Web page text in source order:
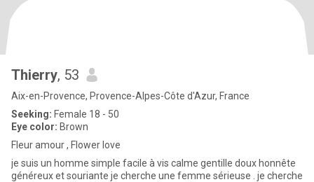
Thierry, 53
Aix-en-Provence, Provence-Alpes-Côte d'Azur, France
Seeking: Female 18 - 50
Eye color: Brown
Fleur amour , Flower love
je suis un homme simple facile à vis calme gentille doux honnête
généreux et souriante je cherche une femme sérieuse . je cherche